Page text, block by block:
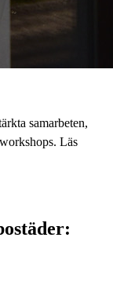
samarbeten,
Läs